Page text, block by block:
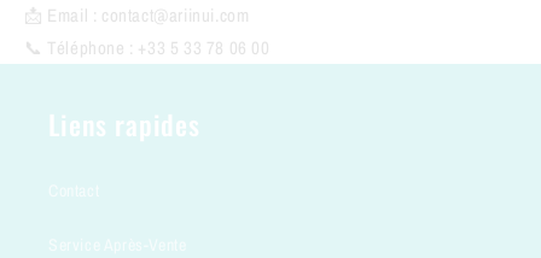
📩 Email : contact@ariinui.com
📞 Téléphone : +33 5 33 78 06 00
Liens rapides